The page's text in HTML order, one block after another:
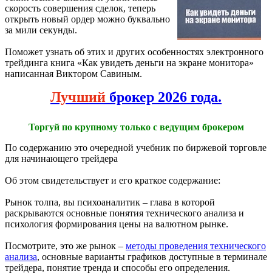
скорость совершения сделок, теперь
открыть новый ордер можно буквально
за мили секунды.
Поможет узнать об этих и других особенностях электронного
трейдинга книга «Как увидеть деньги на экране монитора»
написанная Виктором Савиным.
Лучший брокер 2026 года.
Торгуй по крупному только с ведущим брокером
По содержанию это очередной учебник по биржевой торговле
для начинающего трейдера
Об этом свидетельствует и его краткое содержание:
Рынок толпа, вы психоаналитик – глава в которой
раскрываются основные понятия технического анализа и
психология формирования цены на валютном рынке.
Посмотрите, это же рынок – методы проведения технического
анализа, основные варианты графиков доступные в терминале
трейдера, понятие тренда и способы его определения.